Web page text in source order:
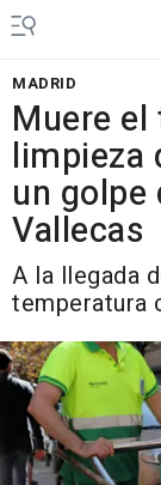
MADRID
Muere
limpieza
un golpe
Vallecas
A la llegada
temperatura